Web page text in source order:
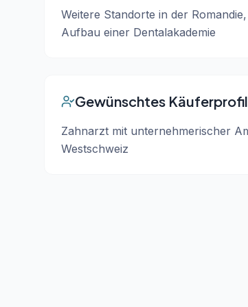
Weitere Standorte in der
Aufbau einer Dentalakademie
Gewünschtes Käuferprofil
Zahnarzt mit unternehmerischer
Westschweiz